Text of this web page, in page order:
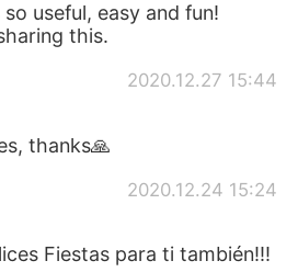
useful, easy and fun!
this.
2020.12.27 15:44
thanks🙏
2020.12.24 15:24
Fiestas para ti también!!!